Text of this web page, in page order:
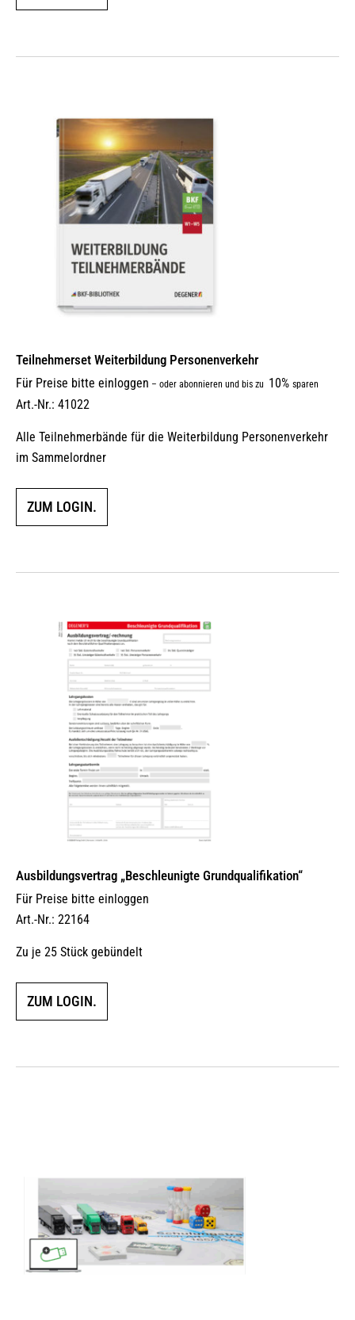
Teilnehmerset Weiterbildung Personenverkehr
Für Preise bitte einloggen – oder abonnieren und bis zu 10% sparen
Art.-Nr.: 41022
Alle Teilnehmerbände für die Weiterbildung Personenverkehr
im Sammelordner
ZUM LOGIN.
Ausbildungsvertrag „Beschleunigte Grundqualifikation“
Für Preise bitte einloggen
Art.-Nr.: 22164
Zu je 25 Stück gebündelt
ZUM LOGIN.